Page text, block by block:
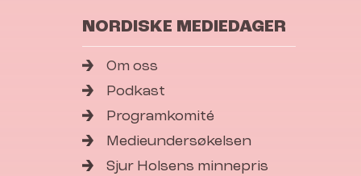
NORDISKE MEDIEDAGER
Om oss
Podkast
Programkomité
Medieundersøkelsen
Sjur Holsens minnepris